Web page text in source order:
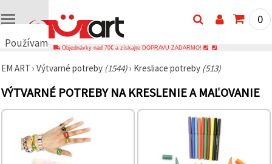
Používame
🍪
cookies a
technológie,
správne
fungovanie
0
Objednávky nad 70€ a získajte DOPRAVU ZADARMO!
EM ART › Výtvarné potreby (1544)› Kresliace potreby (513)
VÝTVARNÉ POTREBY NA KRESLENIE A MAĽOVANIE